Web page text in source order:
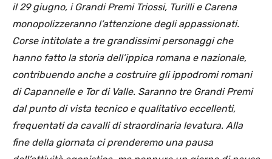
il 29 giugno, i Grandi Premi Triossi, Turilli e Carena
monopolizzeranno l’attenzione degli appassionati.
Corse intitolate a tre grandissimi personaggi che
hanno fatto la storia dell’ippica romana e nazionale,
contribuendo anche a costruire gli ippodromi romani
di Capannelle e Tor di Valle. Saranno tre Grandi Premi
dal punto di vista tecnico e qualitativo eccellenti,
frequentati da cavalli di straordinaria levatura. Alla
fine della giornata ci prenderemo una pausa